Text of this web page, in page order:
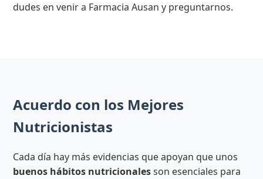
dudes en venir a Farmacia Ausan y preguntarnos.
Acuerdo con los Mejores
Nutricionistas
Cada día hay más evidencias que apoyan que unos
buenos hábitos nutricionalesson esenciales para